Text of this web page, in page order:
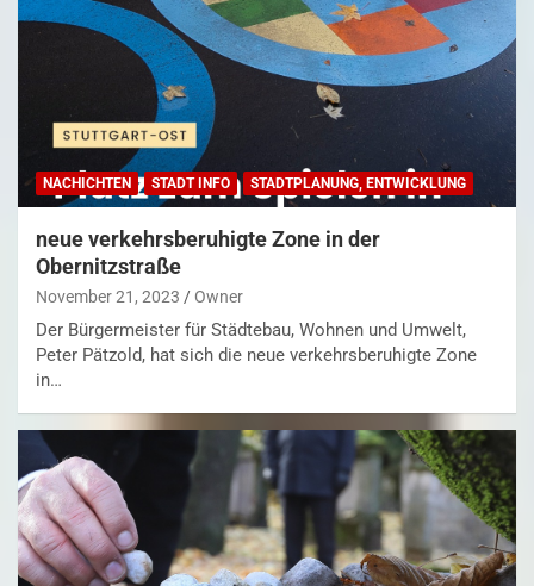
NACHICHTEN STADT INFO STADTPLANUNG, ENTWICKLUNG
neue verkehrsberuhigte Zone in der
Obernitzstraße
November 21, 2023 Owner
Der Bürgermeister für Städtebau, Wohnen und Umwelt,
Peter Pätzold, hat sich die neue verkehrsberuhigte Zone
in…